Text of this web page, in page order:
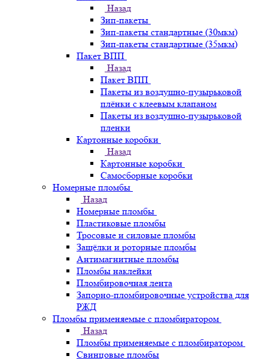
Назад
Зип-пакеты
Зип-пакеты стандартные (30мкм)
Зип-пакеты стандартные (35мкм)
Пакет ВПП
Назад
Пакет ВПП
Пакеты из воздушно-пузырьковой
плёнки с клеевым клапаном
Пакеты из воздушно-пузырьковой
пленки
Картонные коробки
Назад
Картонные коробки
Самосборные коробки
Номерные пломбы
Назад
Номерные пломбы
Пластиковые пломбы
Тросовые и силовые пломбы
Защёлки и роторные пломбы
Антимагнитные пломбы
Пломбы наклейки
Пломбировочная лента
Запорно-пломбировочные устройства для
РЖД
Пломбы применяемые с пломбиратором
Назад
Пломбы применяемые с пломбиратором
Свинцовые пломбы